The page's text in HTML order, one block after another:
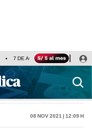
7 DE AGOSTO OLLANTA
08 Nov 2021 | 12:09 h